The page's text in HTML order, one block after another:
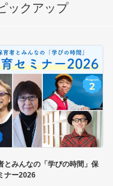
ックアップ
とみんなの「学びの時間」保
ナー2026